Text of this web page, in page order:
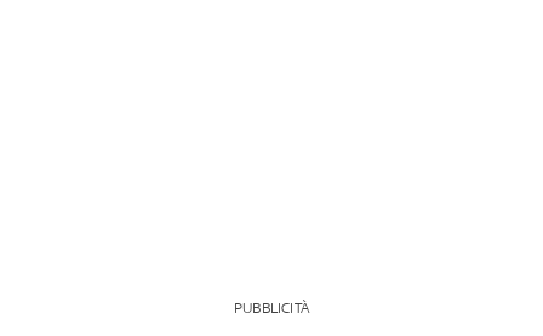
PUBBLICITÀ